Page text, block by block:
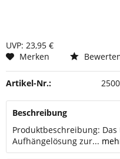
UVP: 23,95 €
Merken
Artikel-Nr.:
Beschreibung
Produktbeschreibung:
Aufhängelösung zur...